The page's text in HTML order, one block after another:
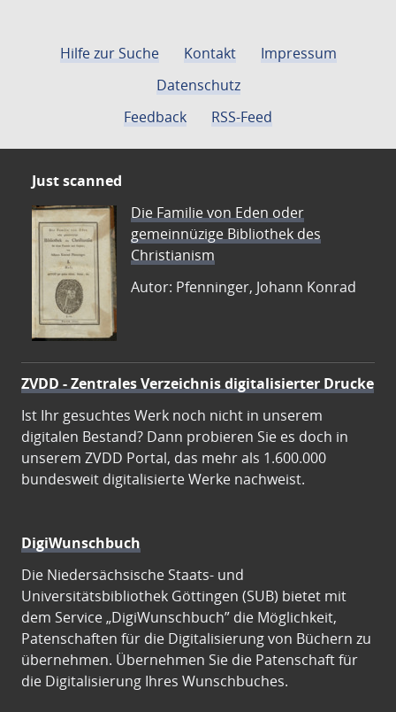
Hilfe zur Suche Kontakt
Impressum
Datenschutz
Feedback
RSS-Feed
Just scanned
Die Familie von Eden oder
gemeinnüzige Bibliothek des
Christianism
Autor: Pfenninger, Johann Konrad
ZVDD - Zentrales Verzeichnis digitalisierter Drucke
Ist Ihr gesuchtes Werk noch nicht in unserem
digitalen Bestand? Dann probieren Sie es doch in
unserem ZVDD Portal, das mehr als 1.600.000
bundesweit digitalisierte Werke nachweist.
DigiWunschbuch
Die Niedersächsische Staats- und
Universitätsbibliothek Göttingen (SUB) bietet mit
dem Service „DigiWunschbuch” die Möglichkeit,
Patenschaften für die Digitalisierung von Büchern zu
übernehmen. Übernehmen Sie die Patenschaft für
die Digitalisierung Ihres Wunschbuches.